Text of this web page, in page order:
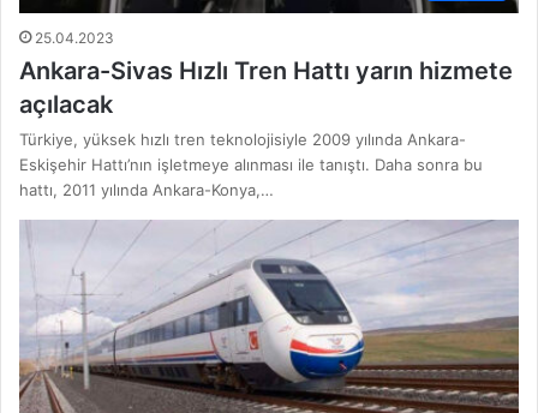
25.04.2023
Ankara-Sivas Hızlı Tren Hattı yarın hizmete
açılacak
Türkiye, yüksek hızlı tren teknolojisiyle 2009 yılında Ankara-
Eskişehir Hattı’nın işletmeye alınması ile tanıştı. Daha sonra bu
hattı, 2011 yılında Ankara-Konya,…